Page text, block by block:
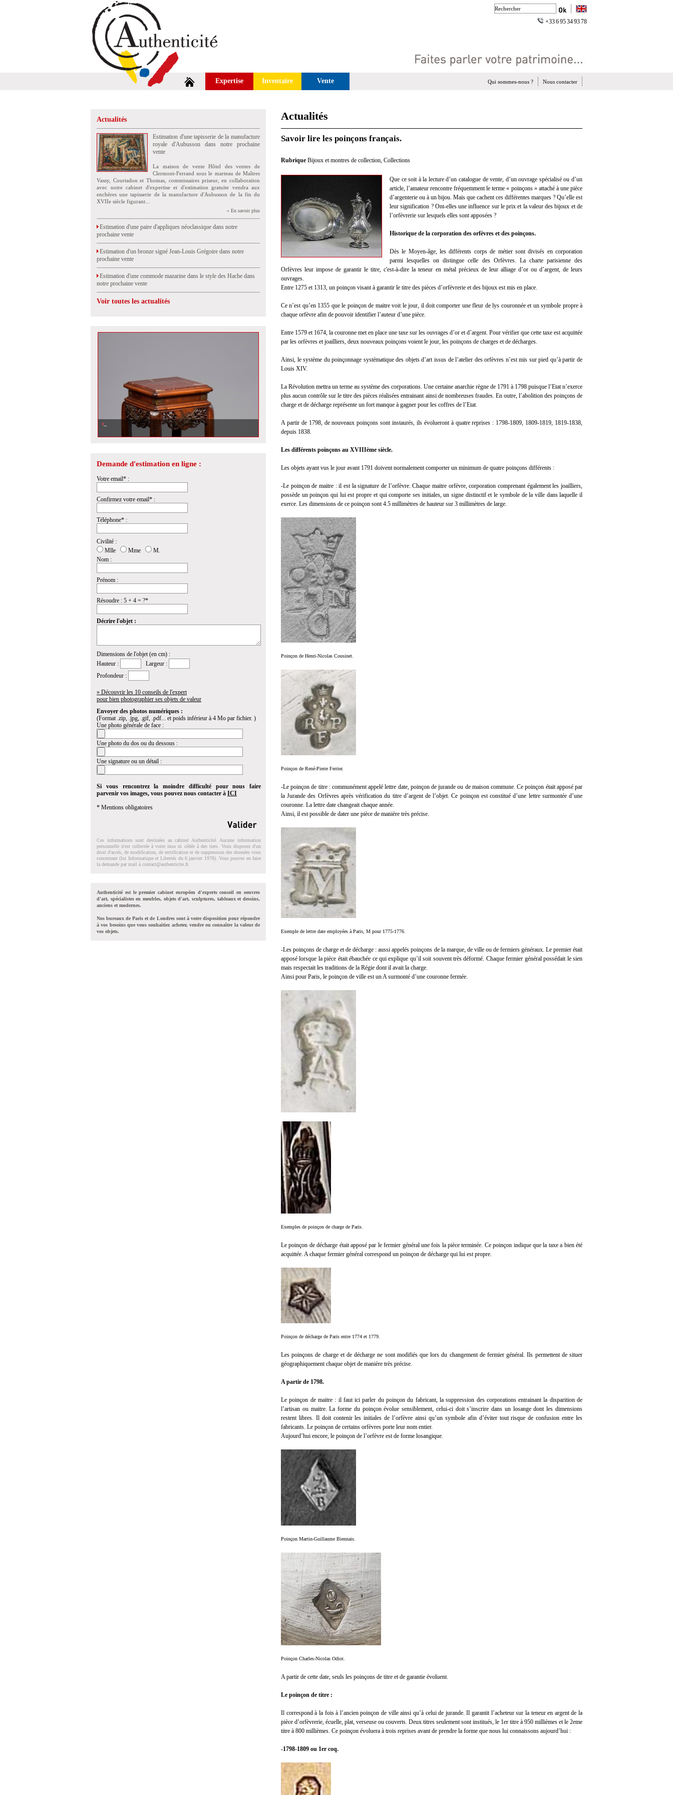
+33 6 95 34 93 78
Expertise Inventaire Vente Nous contacter
Qui sommes-nous ?
Actualités
Estimation d'une tapisserie de la manufacture
royale d'Aubusson dans notre prochaine
vente
La maison de vente Hôtel des ventes de
Clermont-Ferrand sous le marteau de Maîtres
Vassy, Courtadon et Thomas, commissaires priseur, en collaboration
avec notre cabinet d'expertise et d'estimation gratuite vendra aux
enchères une tapisserie de la manufacture d'Aubusson de la fin du
XVIIe siècle figurant...
» En savoir plus
Estimation d'une paire d'appliques néoclassique dans notre
prochaine vente
Estimation d'un bronze signé Jean-Louis Grégoire dans notre
prochaine vente
Estimation d'une commode mazarine dans le style des Hache dans
notre prochaine vente
Voir toutes les actualités
Estimation d\'une sellette signée G Viardot dans notre prochaine vente à
Demande d'estimation en ligne :
Votre email* :
Confirmez votre email* :
Téléphone* :
Civilité :
Mlle
Mme
M.
Nom :
Prénom :
Résoudre : 5 + 4 = ?*
Décrire l'objet :
Dimensions de l'objet (en cm) :
Hauteur :
Largeur :
Profondeur :
» Découvrir les 10 conseils de l'expert
pour bien photographier ses objets de valeur
Envoyer des photos numériques :
(Format .zip, .jpg, .gif, .pdf... et poids inférieur à 4 Mo par fichier. )
Une photo générale de face :
Une photo du dos ou du dessous :
Une signature ou un détail :
Si vous rencontrez la moindre difficulté pour nous faire
parvenir vos images, vous pouvez nous contacter à ICI
* Mentions obligatoires
Ces informations sont destinées au cabinet Authenticité. Aucune information
personnelle n'est collectée à votre insu ni cédée à des tiers. Vous disposez d'un
droit d'accés, de modification, de rectification et de suppression des données vous
concernant (loi Informatique et Libertés du 6 janvier 1978). Vous pouvez en faire
la demande par mail à contact@authenticite.fr.
Authenticité est le premier cabinet européen d'experts conseil en oeuvres
d'art, spécialistes en meubles, objets d'art, sculptures, tableaux et dessins,
anciens et modernes.
Nos bureaux de Paris et de Londres sont à votre disposition pour répondre
à vos besoins que vous souhaitiez acheter, vendre ou connaître la valeur de
vos objets.
Actualités
Savoir lire les poinçons français.
Rubrique Bijoux et montres de collection, Collections
Que ce soit à la lecture d’un catalogue de vente, d’un ouvrage spécialisé ou d’un
article, l’amateur rencontre fréquemment le terme « poinçons » attaché à une pièce
d’argenterie ou à un bijou. Mais que cachent ces différentes marques ? Qu’elle est
leur signification ? Ont-elles une influence sur le prix et la valeur des bijoux et de
l’orfèvrerie sur lesquels elles sont apposées ?
Historique de la corporation des orfèvres et des poinçons.
Dès le Moyen-âge, les différents corps de métier sont divisés en corporation
parmi lesquelles on distingue celle des Orfèvres. La charte parisienne des
Orfèvres leur impose de garantir le titre, c'est-à-dire la teneur en métal précieux de leur alliage d’or ou d’argent, de leurs
ouvrages.
Entre 1275 et 1313, un poinçon visant à garantir le titre des pièces d’orfèvrerie et des bijoux est mis en place.
Ce n’est qu’en 1355 que le poinçon de maitre voit le jour, il doit comporter une fleur de lys couronnée et un symbole propre à
chaque orfèvre afin de pouvoir identifier l’auteur d’une pièce.
Entre 1579 et 1674, la couronne met en place une taxe sur les ouvrages d’or et d’argent. Pour vérifier que cette taxe est acquittée
par les orfèvres et joailliers, deux nouveaux poinçons voient le jour, les poinçons de charges et de décharges.
Ainsi, le système du poinçonnage systématique des objets d’art issus de l’atelier des orfèvres n’est mis sur pied qu’à partir de
Louis XIV.
La Révolution mettra un terme au système des corporations. Une certaine anarchie règne de 1791 à 1798 puisque l’Etat n’exerce
plus aucun contrôle sur le titre des pièces réalisées entrainant ainsi de nombreuses fraudes. En outre, l’abolition des poinçons de
charge et de décharge représente un fort manque à gagner pour les coffres de l’Etat.
A partir de 1798, de nouveaux poinçons sont instaurés, ils évolueront à quatre reprises : 1798-1809, 1809-1819, 1819-1838,
depuis 1838.
Les différents poinçons au XVIIIème siècle.
Les objets ayant vus le jour avant 1791 doivent normalement comporter un minimum de quatre poinçons différents :
-Le poinçon de maitre : il est la signature de l’orfèvre. Chaque maitre orfèvre, corporation comprenant également les joailliers,
possède un poinçon qui lui est propre et qui comporte ses initiales, un signe distinctif et le symbole de la ville dans laquelle il
exerce. Les dimensions de ce poinçon sont 4.5 millimètres de hauteur sur 3 millimètres de large.
Poinçon de Henri-Nicolas Cousinet.
Poinçon de René-Pierre Ferrier.
-Le poinçon de titre : communément appelé lettre date, poinçon de jurande ou de maison commune. Ce poinçon était apposé par
la Jurande des Orfèvres après vérification du titre d’argent de l’objet. Ce poinçon est constitué d’une lettre surmontée d’une
couronne. La lettre date changeait chaque année.
Ainsi, il est possible de dater une pièce de manière très précise.
Exemple de lettre date employées à Paris, M pour 1775-1776.
-Les poinçons de charge et de décharge : aussi appelés poinçons de la marque, de ville ou de fermiers généraux. Le premier était
apposé lorsque la pièce était ébauchée ce qui explique qu’il soit souvent très déformé. Chaque fermier général possédait le sien
mais respectait les traditions de la Régie dont il avait la charge.
Ainsi pour Paris, le poinçon de ville est un A surmonté d’une couronne fermée.
Exemples de poinçon de charge de Paris.
Le poinçon de décharge était apposé par le fermier général une fois la pièce terminée. Ce poinçon indique que la taxe a bien été
acquittée. A chaque fermier général correspond un poinçon de décharge qui lui est propre.
Poinçon de décharge de Paris entre 1774 et 1779.
Les poinçons de charge et de décharge ne sont modifiés que lors du changement de fermier général. Ils permettent de situer
géographiquement chaque objet de manière très précise.
A partir de 1798.
Le poinçon de maitre : il faut ici parler du poinçon du fabricant, la suppression des corporations entrainant la disparition de
l’artisan ou maitre. La forme du poinçon évolue sensiblement, celui-ci doit s’inscrire dans un losange dont les dimensions
restent libres. Il doit contenir les initiales de l’orfèvre ainsi qu’un symbole afin d’éviter tout risque de confusion entre les
fabricants. Le poinçon de certains orfèvres porte leur nom entier.
Aujourd’hui encore, le poinçon de l’orfèvre est de forme losangique.
Poinçon Martin-Guillaume Biennais.
Poinçon Charles-Nicolas Odiot.
A partir de cette date, seuls les poinçons de titre et de garantie évoluent.
Le poinçon de titre :
Il correspond à la fois à l’ancien poinçon de ville ainsi qu’à celui de jurande. Il garantit l’acheteur sur la teneur en argent de la
pièce d’orfèvrerie, écuelle, plat, verseuse ou couverts. Deux titres seulement sont institués, le 1er titre à 950 millièmes et le 2eme
titre à 800 millièmes. Ce poinçon évoluera à trois reprises avant de prendre la forme que nous lui connaissons aujourd’hui :
-1798-1809 ou 1er coq.